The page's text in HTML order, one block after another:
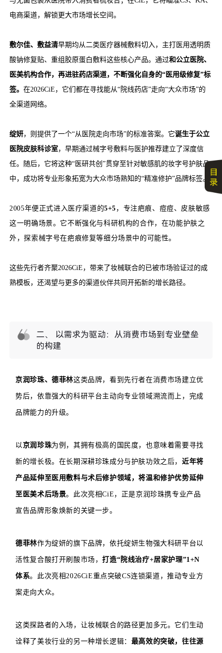
电商渠道，解锁更大市场增长空间。
敷尔佳、敷益清早期均从二类医疗器械敷料切入，主打医用透明质
酸钠修复贴、重组胶原蛋白敷料这些核心产品。通过和公立医院、
医美机构合作，再进驻药店渠道，不断强化自身的“医用级修复”标
签。在2026CiE，它们都在寻找能从“院线药店”走向“大众市场”的
全渠道网络。
绽妍，则提供了一个“从医院走向市场”的标准答案。它诞生于公立
医院皮肤科诊室，早期通过械字号敷料与医护推荐建立了深度信
任。随后，它将这种“医研共创”贯穿至针对敏感肌的妆字号护肤品
中，成功将专业形象拓宽为大众市场熟知的“精准修护”品牌标签。
2005年便正式进入医疗渠道的5+5 ，专注疤痕、痘痘、皮肤敏感
这一明确场景。它不断强化与科研机构的合作，在功能护肤之
外，探索械字号在疤痕修复等细分场景中的可能性。
这些先行者齐聚2026CiE，带来了妆械联合的已被市场验证过的成
熟模板，还渴望与更多的渠道伙伴共同开拓新的增长路径。
二、 以需求为驱动：从消费市场到专业壁垒
的构建
京润珍珠、德菲林这类品牌，看到先行者在消费市场建立优
势后，依靠强大的科研平台主动向专业领域溯流而上，完成
品牌能力的升级。
以 京润珍珠为例，其拥有极高的国民度，也意味着需要寻找
新的增长极。在长期深耕珍珠成分与护肤功效之后， 近年将
产品延伸至医用敷料与术后修护领域，将温和修护优势延伸
至医美术后场景。此次亮相CiE，正是京润珍珠携专业产品
宣告品牌形象焕新的关键一步。
德菲林作为绽妍的旗下品牌，依托绽妍生物强大科研平台以
活性复合酸打开刷酸市场，打造“院线治疗+居家护理”1+N
体系。此次亮相2026CiE重点突破CS连锁渠道，推动专业方
案走向大众。
这类探路者的入场，让妆械联合的路径更加多元。它们生动
诠释了美妆行业的另一种增长逻辑： 最高效的突破，往往源